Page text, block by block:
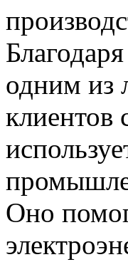
одним из
клиентов
Оно